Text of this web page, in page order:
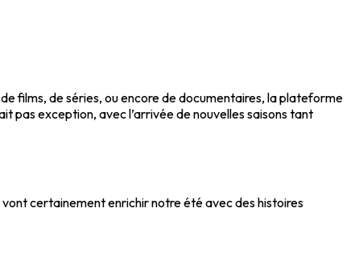
films, de séries, ou encore de documentaires, la plateforme
pas exception, avec l’arrivée de nouvelles saisons tant
certainement enrichir notre été avec des histoires